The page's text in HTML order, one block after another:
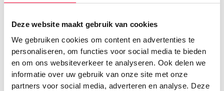
Deze website maakt gebruik van cookies
We gebruiken cookies om content en advertenties te
personaliseren, om functies voor social media te bieden
en om ons websiteverkeer te analyseren. Ook delen we
informatie over uw gebruik van onze site met onze
partners voor social media, adverteren en analyse. Deze
organisatie. Dat hebben wij altijd in ons achterhoofd en
jouw organisatie staan centraal!
Meer weten over de mogelijkheden
voor jouw organisatie? Neem dan